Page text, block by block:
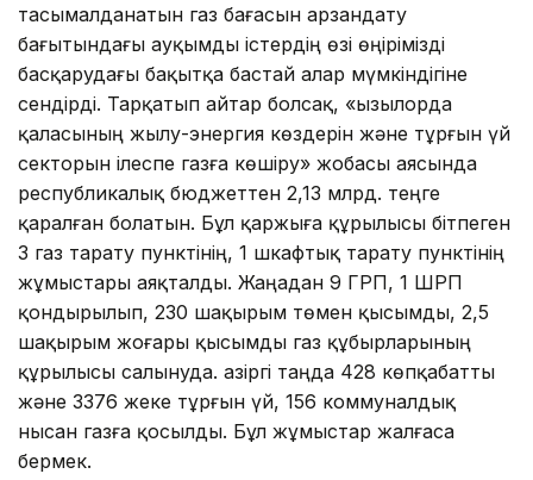
тасымал­данатын газ бағасын арзандату
бағытындағы ауқымды істердің өзі өңірімізді
басқарудағы бақытқа бастай алар мүмкіндігіне
сендірді. Тарқатып айтар болсақ, «Қызылорда
қаласының жылу-энергия көздерін және тұрғын үй
сек­торын ілеспе газға көшіру» жобасы аясында
респуб­ликалық бюджеттен 2,13 млрд. теңге
қаралған болатын. Бұл қаржыға құрылысы бітпеген
3 газ тарату пунктінің, 1 шкафтық тарату пунктінің
жұмыстары аяқталды. Жаңадан 9 ГРП, 1 ШРП
қондырылып, 230 шақырым төмен қысымды, 2,5
шақырым жоғары қысымды газ құбыр­ларының
құрылысы салынуда. Қазіргі таңда 428 көпқабатты
және 3376 жеке тұрғын үй, 156 коммуналдық
нысан газға қосылды. Бұл жұмыстар жалғаса
бермек.